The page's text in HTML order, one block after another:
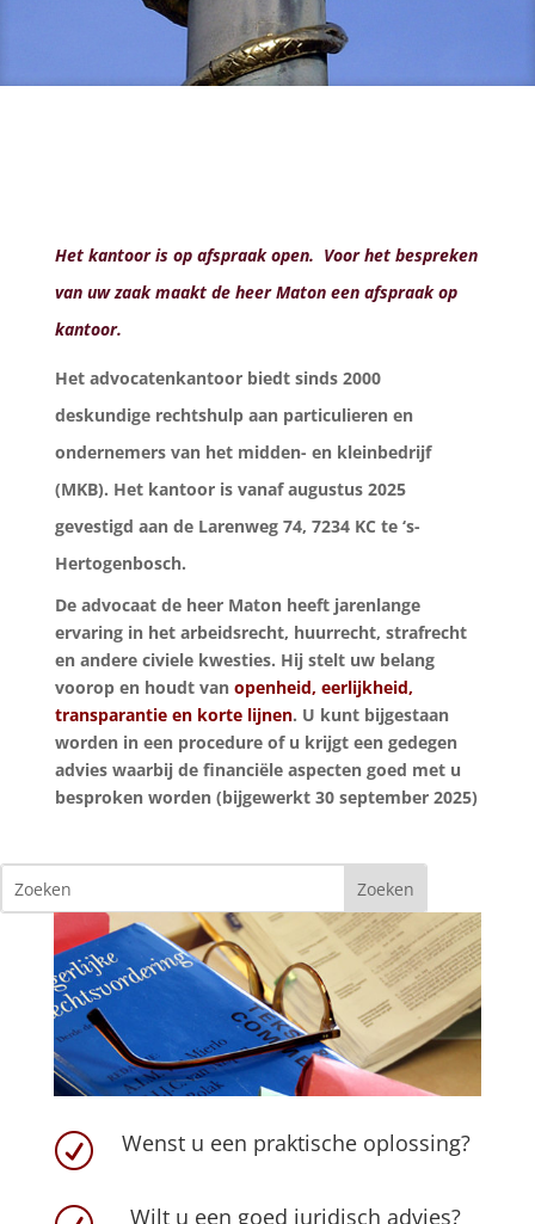
Het kantoor is op afspraak open. Voor het bespreken
van uw zaak maakt de heer Maton een afspraak op
kantoor.
Het advocatenkantoor biedt sinds 2000
deskundige rechtshulp aan particulieren en
ondernemers van het midden- en kleinbedrijf
(MKB). Het kantoor is vanaf augustus 2025
gevestigd aan de Larenweg 74, 7234 KC te ‘s-
Hertogenbosch.
De advocaat de heer Maton heeft jarenlange
ervaring in het arbeidsrecht, huurrecht, strafrecht
en andere civiele kwesties. Hij stelt uw belang
voorop en houdt van openheid, eerlijkheid,
transparantie en korte lijnen. U kunt bijgestaan
worden in een procedure of u krijgt een gedegen
advies waarbij de financiële aspecten goed met u
besproken worden (bijgewerkt 30 september 2025)
R Wenst u een praktische oplossing?
Wilt u een goed juridisch advies?